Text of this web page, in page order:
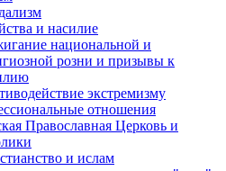
и насилие
национальной и
розни и призывы к
экстремизму
отношения
Православная Церковь и
и ислам